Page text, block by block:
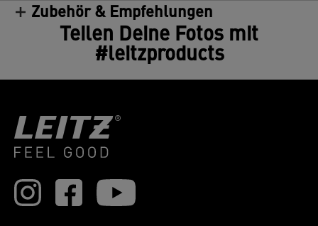
Zubehör & Empfehlungen
Teilen Deine Fotos mit
#leitzproducts